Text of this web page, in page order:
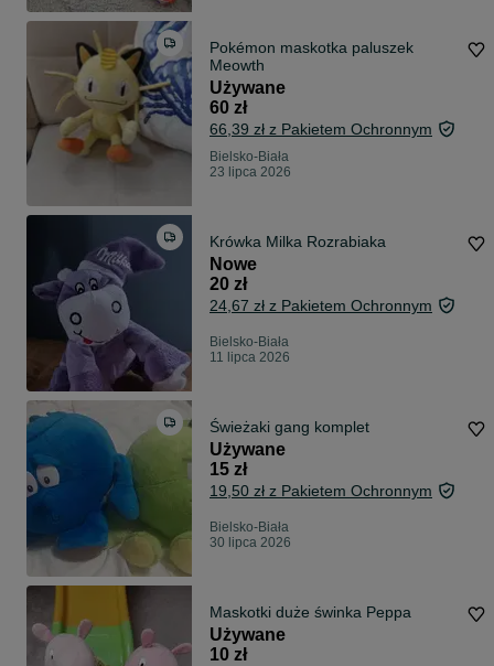
Pokémon maskotka paluszek
Meowth
Używane
60 zł
66,39 zł z Pakietem Ochronnym
Bielsko-Biała
23 lipca 2026
Krówka Milka Rozrabiaka
Nowe
20 zł
24,67 zł z Pakietem Ochronnym
Bielsko-Biała
11 lipca 2026
Świeżaki gang komplet
Używane
15 zł
19,50 zł z Pakietem Ochronnym
Bielsko-Biała
30 lipca 2026
Maskotki duże świnka Peppa
Używane
10 zł